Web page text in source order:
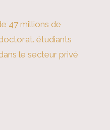
47 millions de
étudiants
le secteur privé